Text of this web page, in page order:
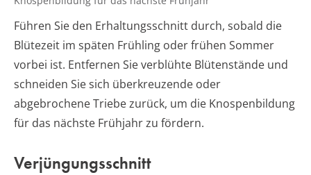
Führen Sie den Erhaltungsschnitt durch, sobald die
Blütezeit im späten Frühling oder frühen Sommer
vorbei ist. Entfernen Sie verblühte Blütenstände und
schneiden Sie sich überkreuzende oder
abgebrochene Triebe zurück, um die Knospenbildung
für das nächste Frühjahr zu fördern.
Verjüngungsschnitt